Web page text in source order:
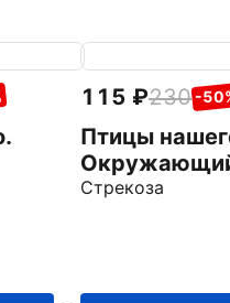
115 230 -
Птицы
Раскраска
Стрекоза